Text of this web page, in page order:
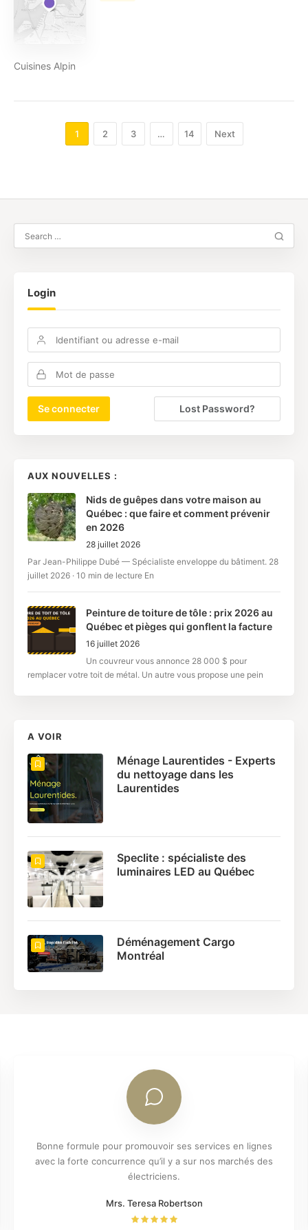
Cuisines Alpin
1 2 3 … 14 Next
Login
Lost Password?
AUX NOUVELLES :
Nids de guêpes dans votre maison au
Québec : que faire et comment prévenir
en 2026
28 juillet 2026
Par Jean-Philippe Dubé — Spécialiste enveloppe du bâtiment. 28
juillet 2026 · 10 min de lecture En
Peinture de toiture de tôle : prix 2026 au
Québec et pièges qui gonflent la facture
16 juillet 2026
Un couvreur vous annonce 28 000 $ pour
remplacer votre toit de métal. Un autre vous propose une pein
A VOIR
Ménage Laurentides - Experts
du nettoyage dans les
Laurentides
Speclite : spécialiste des
luminaires LED au Québec
Déménagement Cargo
Montréal
Bonne formule pour promouvoir ses services en lignes
avec la forte concurrence qu’il y a sur nos marchés des
électriciens.
Mrs. Teresa Robertson